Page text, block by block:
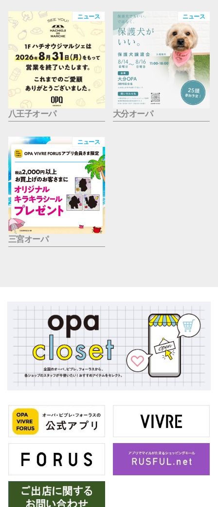
ニュース
八王子オーパ
ニュース
大分オーパ
ニュース
三宮オーパ